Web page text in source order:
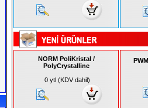
NORM PoliKristal /
PolyCrystalline
0 ytl (KDV dahil)